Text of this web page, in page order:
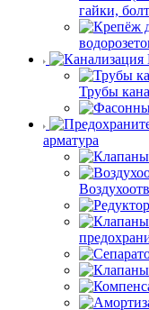
гайки,
Трубы
арматура